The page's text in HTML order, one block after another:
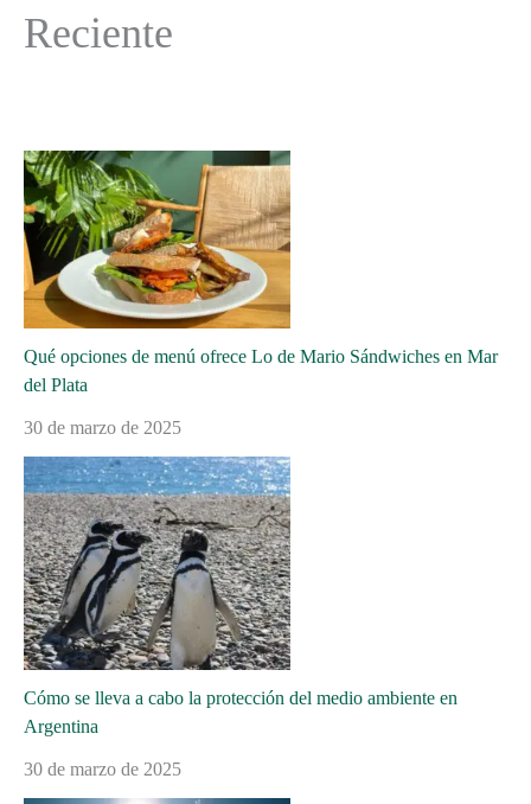
Reciente
Qué opciones de menú ofrece Lo de Mario Sándwiches en Mar
del Plata
30 de marzo de 2025
Cómo se lleva a cabo la protección del medio ambiente en
Argentina
30 de marzo de 2025